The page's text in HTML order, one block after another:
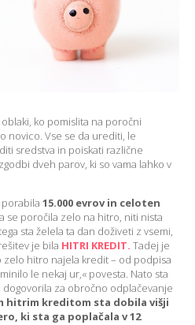
ko pomislita na poročni
novico. Vse se da urediti, le
sredstva in poiskati različne
dveh parov, ki so vama lahko v
15.000 evrov in celoten
se poročila zelo na hitro, niti nista
sta želela ta dan doživeti z vsemi,
je bila HITRI KREDIT. Tadej je
zelo hitro najela kredit – od podpisa
le nekaj ur,« povesta. Nato sta
dogovorila za obročno odplačevanje
hitrim kreditom sta dobila višji
ki sta ga poplačala v 12